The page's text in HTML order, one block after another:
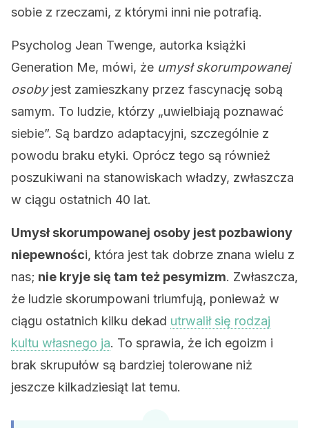
sobie z rzeczami, z którymi inni nie potrafią.
Psycholog Jean Twenge, autorka książki
Generation Me, mówi, że umysł skorumpowanej
osobyjest zamieszkany przez fascynację sobą
samym. To ludzie, którzy „uwielbiają poznawać
siebie”. Są bardzo adaptacyjni, szczególnie z
powodu braku etyki. Oprócz tego są również
poszukiwani na stanowiskach władzy, zwłaszcza
w ciągu ostatnich 40 lat.
Umysł skorumpowanej osoby jest pozbawiony
niepewności, która jest tak dobrze znana wielu z
nas; nie kryje się tam też pesymizm. Zwłaszcza,
że ​​ludzie skorumpowani triumfują, ponieważ w
ciągu ostatnich kilku dekad utrwalił się rodzaj
kultu własnego ja. To sprawia, że ​​ich egoizm i
brak skrupułów są bardziej tolerowane niż
jeszcze kilkadziesiąt lat temu.